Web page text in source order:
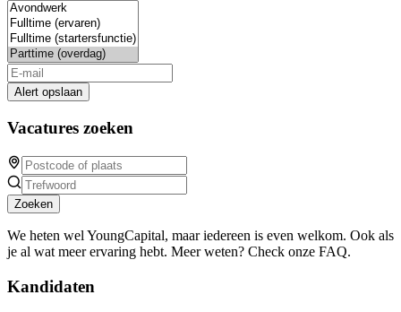
Alert opslaan
Vacatures zoeken
Zoeken
We heten wel YoungCapital, maar iedereen is even welkom. Ook als
je al wat meer ervaring hebt. Meer weten? Check onze FAQ.
Kandidaten